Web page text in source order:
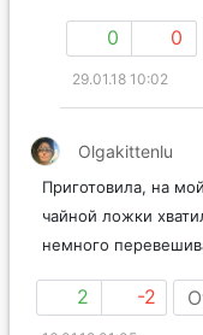
0 0
29.01.18 10:02
Olgakittenlu
Приготовила, на
чайной ложки
немного
2 -2